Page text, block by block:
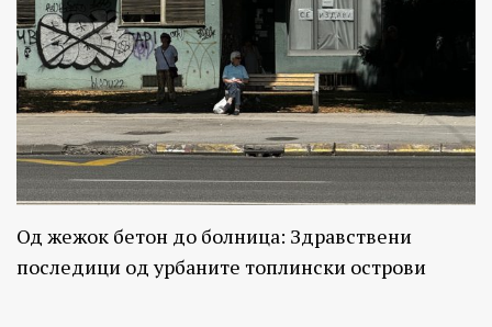
Од жежок бетон до болница: Здравствени
последици од урбаните топлински острови